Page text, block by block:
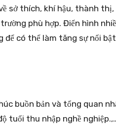
sở thích, khí hậu, thành
phù hợp. Điển hình
để có thể làm tăng sự nổi
buồn bản và tổng quan
tuổi thu nhập nghề